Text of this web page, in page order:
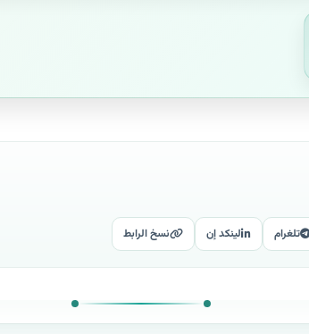
تلغرام لينكد إن نسخ الرابط